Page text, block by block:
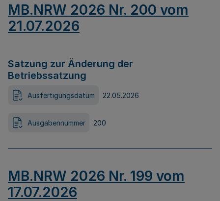
MB.NRW 2026 Nr. 200 vom
21.07.2026
Satzung zur Änderung der
Betriebssatzung
Ausfertigungsdatum 22.05.2026
Ausgabennummer 200
MB.NRW 2026 Nr. 199 vom
17.07.2026